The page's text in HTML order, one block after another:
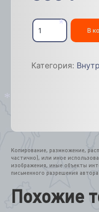
Количество
товара
Звезда
В
Категория:
Копирование, размножение,
частично), или иное
изображения, иные объекты
письменного разрешения
Похожие
*